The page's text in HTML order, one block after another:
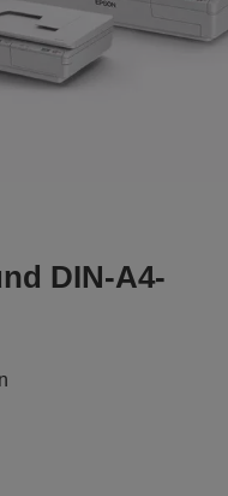
DIN-A4-